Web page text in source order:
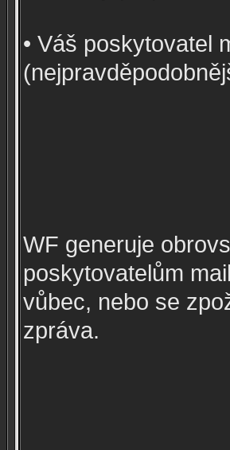
• Váš poskytovatel
WF generuje
poskytovatelům
vůbec, nebo se
zpráva.